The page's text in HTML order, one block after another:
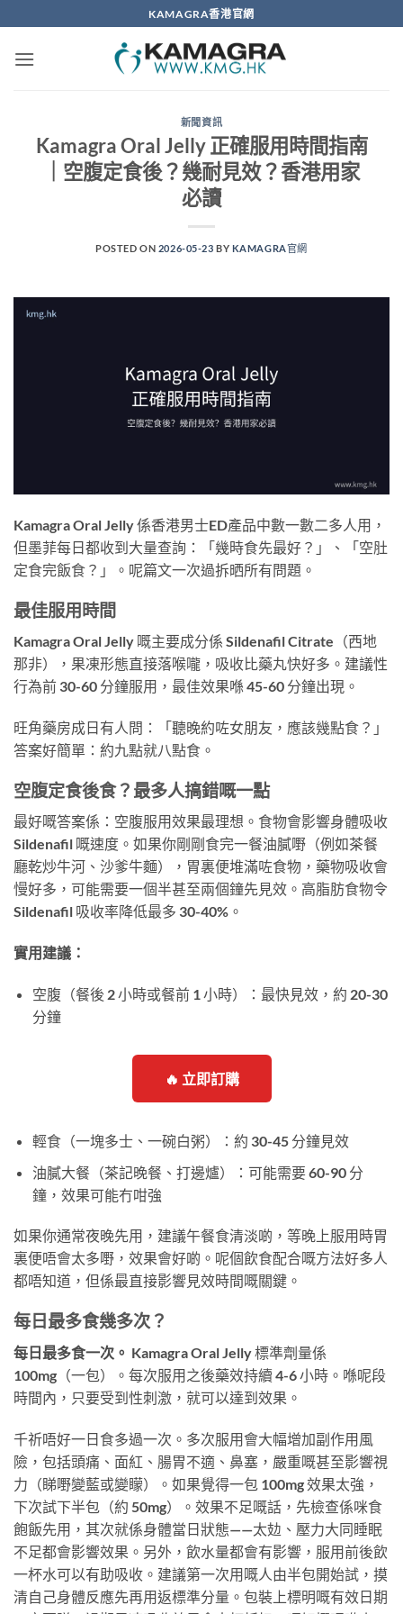
to
content
KAMAGRA香港官網
新聞資訊
Kamagra Oral Jelly 正確服用時間指南
｜空腹定食後？幾耐見效？香港用家
必讀
POSTED ON 2026-05-23 BY KAMAGRA官網
Kamagra Oral Jelly 係香港男士ED產品中數一數二多人用，
但墨菲每日都收到大量查詢：「幾時食先最好？」、「空肚
定食完飯食？」。呢篇文一次過拆晒所有問題。
最佳服用時間
Kamagra Oral Jelly 嘅主要成分係 Sildenafil Citrate（西地
那非），果凍形態直接落喉嚨，吸收比藥丸快好多。建議性
行為前 30-60 分鐘服用，最佳效果喺 45-60 分鐘出現。
旺角藥房成日有人問：「聽晚約咗女朋友，應該幾點食？」
答案好簡單：約九點就八點食。
空腹定食後食？最多人搞錯嘅一點
最好嘅答案係：空腹服用效果最理想。食物會影響身體吸收
Sildenafil 嘅速度。如果你剛剛食完一餐油膩嘢（例如茶餐
廳乾炒牛河、沙爹牛麵），胃裏便堆滿咗食物，藥物吸收會
慢好多，可能需要一個半甚至兩個鐘先見效。高脂肪食物令
Sildenafil 吸收率降低最多 30-40%。
實用建議：
空腹（餐後 2 小時或餐前 1 小時）：最快見效，約 20-30
分鐘
🔥 立即訂購
輕食（一塊多士、一碗白粥）：約 30-45 分鐘見效
油膩大餐（茶記晚餐、打邊爐）：可能需要 60-90 分
鐘，效果可能冇咁強
如果你通常夜晚先用，建議午餐食清淡啲，等晚上服用時胃
裏便唔會太多嘢，效果會好啲。呢個飲食配合嘅方法好多人
都唔知道，但係最直接影響見效時間嘅關鍵。
每日最多食幾多次？
每日最多食一次。 Kamagra Oral Jelly 標準劑量係
100mg（一包）。每次服用之後藥效持續 4-6 小時。喺呢段
時間內，只要受到性刺激，就可以達到效果。
千祈唔好一日食多過一次。多次服用會大幅增加副作用風
險，包括頭痛、面紅、腸胃不適、鼻塞，嚴重嘅甚至影響視
力（睇嘢變藍或變矇）。如果覺得一包 100mg 效果太強，
下次試下半包（約 50mg）。效果不足嘅話，先檢查係咪食
飽飯先用，其次就係身體當日狀態——太攰、壓力大同睡眠
不足都會影響效果。另外，飲水量都會有影響，服用前後飲
一杯水可以有助吸收。建議第一次用嘅人由半包開始試，摸
清自己身體反應先再用返標準分量。包裝上標明嘅有效日期